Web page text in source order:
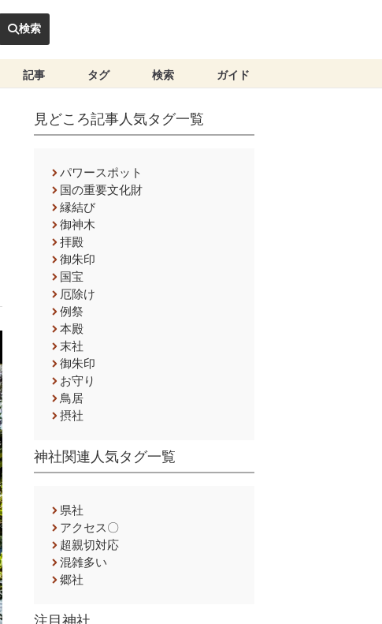
検索
記事 タグ 検索 ガイド
見どころ記事人気タグ一覧
パワースポット
国の重要文化財
縁結び
御神木
拝殿
御朱印
国宝
厄除け
例祭
本殿
末社
御朱印
お守り
鳥居
摂社
神社関連人気タグ一覧
県社
アクセス〇
超親切対応
混雑多い
郷社
注目神社